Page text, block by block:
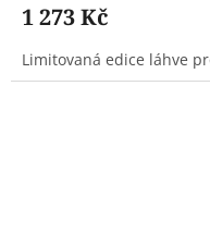
1 273 Kč
Limitovaná edice láhve